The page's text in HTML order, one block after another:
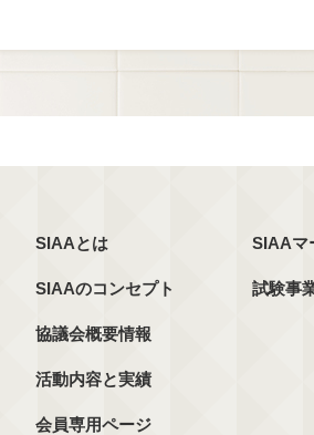
SIAAとは
SIAAのコンセプト
協議会概要情報
活動内容と実績
会員専用ページ
SIAAマ
試験事